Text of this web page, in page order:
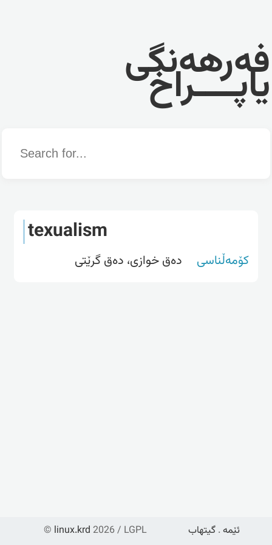
فەرهەنگی
یاپــــراخ
Word
texualism
کۆمەڵناسی دەق خوازی، دەق گرێتی
© linux.krd 2026 / LGPL ئێمە . گیتهاب